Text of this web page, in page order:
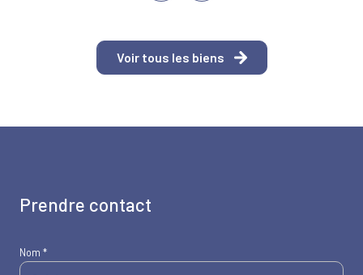
Voir tous les biens
prendre contact
Nom *